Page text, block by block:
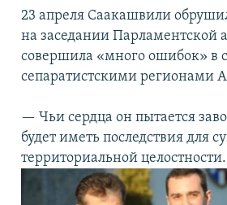
23 апреля Саакашвили
на заседании Парламентской
совершила «много ошибок» в
сепаратистскими регионами
— Чьи сердца он пытается
будет иметь последствия для
территориальной целостности.